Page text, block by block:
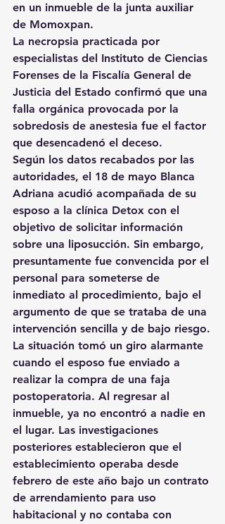
en un inmueble de la junta auxiliar
de Momoxpan.
La necropsia practicada por
especialistas del Instituto de Ciencias
Forenses de la Fiscalía General de
Justicia del Estado confirmó que una
falla orgánica provocada por la
sobredosis de anestesia fue el factor
que desencadenó el deceso.
Según los datos recabados por las
autoridades, el 18 de mayo Blanca
Adriana acudió acompañada de su
esposo a la clínica Detox con el
objetivo de solicitar información
sobre una liposucción. Sin embargo,
presuntamente fue convencida por el
personal para someterse de
inmediato al procedimiento, bajo el
argumento de que se trataba de una
intervención sencilla y de bajo riesgo.
La situación tomó un giro alarmante
cuando el esposo fue enviado a
realizar la compra de una faja
postoperatoria. Al regresar al
inmueble, ya no encontró a nadie en
el lugar. Las investigaciones
posteriores establecieron que el
establecimiento operaba desde
febrero de este año bajo un contrato
de arrendamiento para uso
habitacional y no contaba con